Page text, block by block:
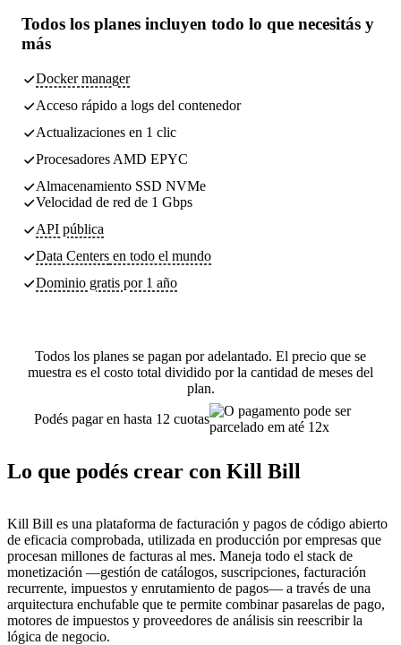
Todos los planes incluyen todo lo que necesitás y
más
Docker manager
Acceso rápido a logs del contenedor
Actualizaciones en 1 clic
Procesadores AMD EPYC
Almacenamiento SSD NVMe
Velocidad de red de 1 Gbps
API pública
Data Centers en todo el mundo
Dominio gratis por 1 año
Todos los planes se pagan por adelantado. El precio que se
muestra es el costo total dividido por la cantidad de meses del
plan.
Podés pagar en hasta 12 cuotas
Lo que podés crear con Kill Bill
Kill Bill es una plataforma de facturación y pagos de código abierto
de eficacia comprobada, utilizada en producción por empresas que
procesan millones de facturas al mes. Maneja todo el stack de
monetización —gestión de catálogos, suscripciones, facturación
recurrente, impuestos y enrutamiento de pagos— a través de una
arquitectura enchufable que te permite combinar pasarelas de pago,
motores de impuestos y proveedores de análisis sin reescribir la
lógica de negocio.